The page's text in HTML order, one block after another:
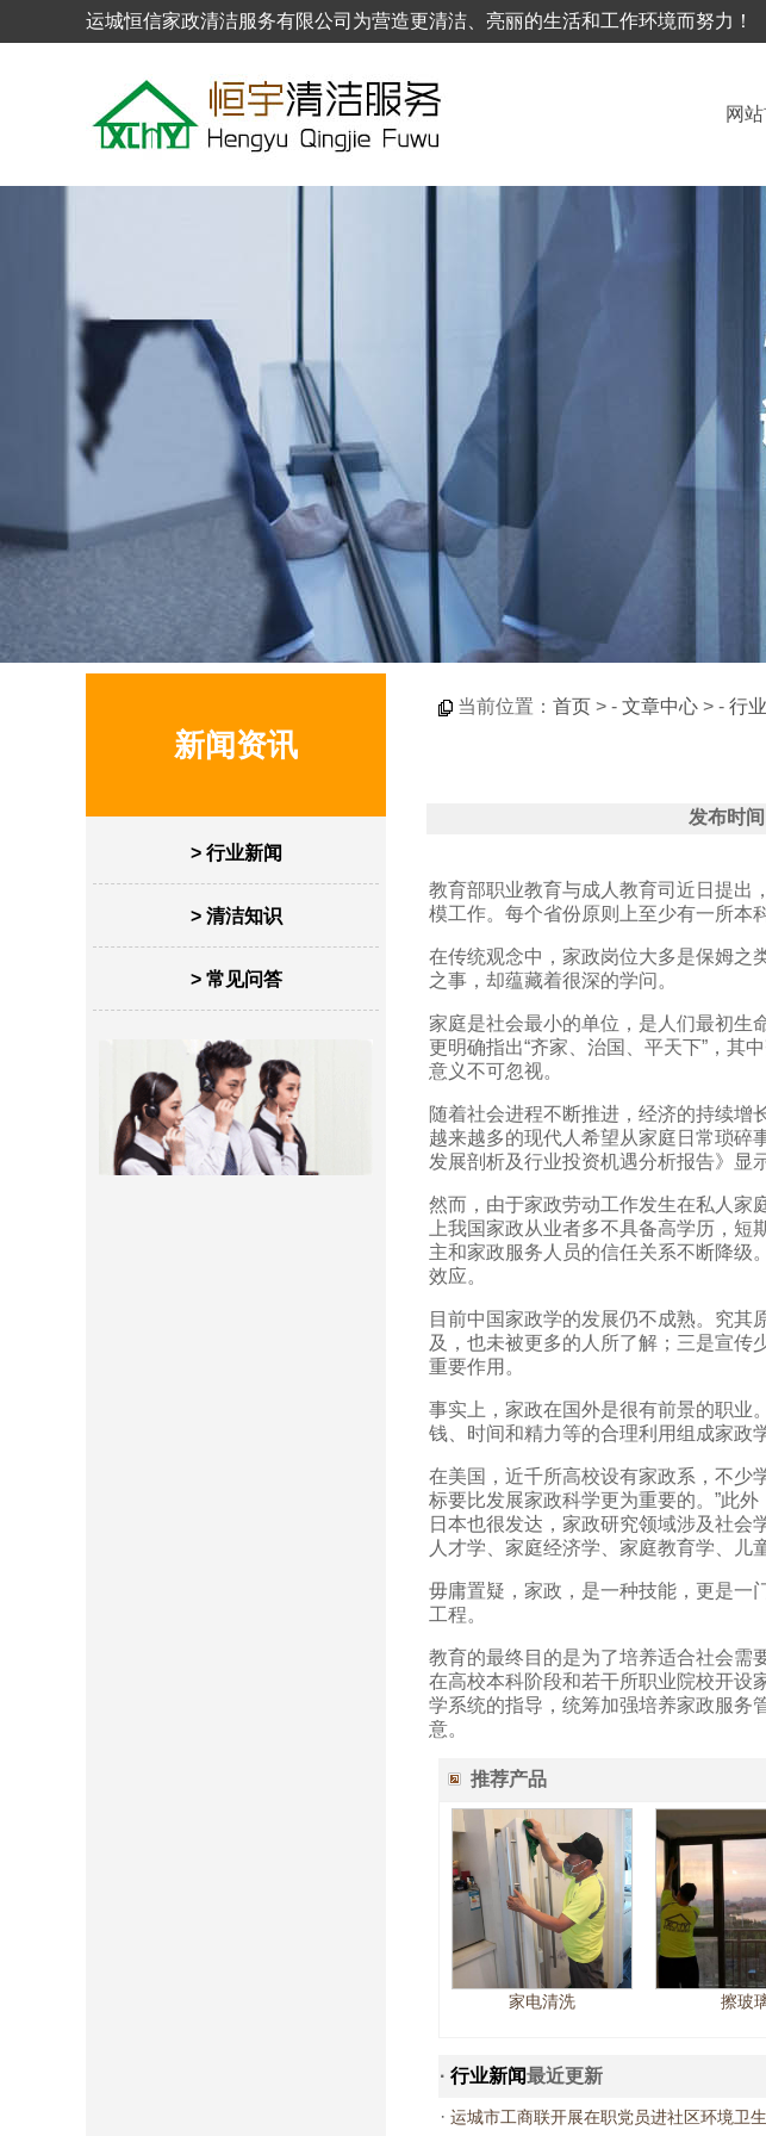
运城恒信家政清洁服务有限公司为营造更清洁、亮丽的生活和工作环境而努力！
网
新闻资讯
> 行业新闻
> 清洁知识
> 常见问答
当前位置： 首页 > - 文章中心 > - 行
发布时
教育部职业教育与成人教育司近日提出
模工作。每个省份原则上至少有一所本
在传统观念中，家政岗位大多是保姆之
之事，却蕴藏着很深的学问。
家庭是社会最小的单位，是人们最初生
更明确指出“齐家、治国、平天下”，其
意义不可忽视。
随着社会进程不断推进，经济的持续增
越来越多的现代人希望从家庭日常琐碎
发展剖析及行业投资机遇分析报告》显
然而，由于家政劳动工作发生在私人家
上我国家政从业者多不具备高学历，
主和家政服务人员的信任关系不断降级
效应。
目前中国家政学的发展仍不成熟。究
及，也未被更多的人所了解；三是宣传
重要作用。
事实上，家政在国外是很有前景的职业
钱、时间和精力等的合理利用组成家政
在美国，近千所高校设有家政系，不少
标要比发展家政科学更为重要的。”此
日本也很发达，家政研究领域涉及社会
人才学、家庭经济学、家庭教育学、儿
毋庸置疑，家政，是一种技能，更是一
工程。
教育的最终目的是为了培养适合社会需
在高校本科阶段和若干所职业院校开设
学系统的指导，统筹加强培养家政服务
意。
推荐产品
家电清洗 擦玻
· 行业新闻最近更新
· 运城市工商联开展在职党员进社区环境卫